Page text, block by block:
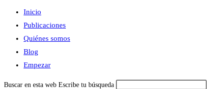
Inicio
Publicaciones
Quiénes somos
Blog
Empezar
Buscar en esta web Escribe tu búsqueda